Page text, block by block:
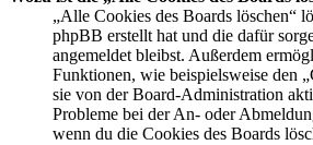
„Alle Cookies des Boards löschen“
phpBB erstellt hat und die dafür
angemeldet bleibst. Außerdem
Funktionen, wie beispielsweise den
sie von der Board-Administration
Probleme bei der An- oder
wenn du die Cookies des Boards